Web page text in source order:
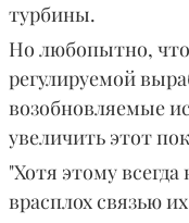
турбины.
Но любопытно, что
регулируемой
возобновляемые
увеличить этот
"Хотя этому
врасплох связью